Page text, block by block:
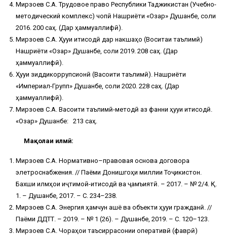
Мирзоев С.А. Трудовое право Республики Таджикистан (Учебно-
методический комплекс) чопӣ Нашриёти «Озар» Душанбе, соли
2016. 200 саҳ. (Дар ҳаммуаллифӣ).
Мирзоев С.А. Ҳуқуқи иқтисодӣ дар накшаҳо (Воситаи таълимӣ)
Нашриёти «Озар» Душанбе, соли 2019. 208 саҳ. (Дар
ҳаммуаллифӣ).
Ҳуқуқи зиддикоррупсионӣ (Васоити таълимӣ). Нашриёти
«Империал-Групп» Душанбе, соли 2020. 228 саҳ. (Дар
ҳаммуаллифӣ).
Мирзоев С.А. Васоити таълимӣ-методӣ аз фанни ҳуқуқи иқтисодӣ.
«Озар» Душанбе: 213 саҳ.
Мақолаи илмӣ:
Мирзоев С.А. Нормативно–правовая основа договора
элетроснабжения. // Паёми Донишгоҳи миллии Тоҷикистон.
Бахши илмҳои иҷтимоӣ-иқтисодӣ ва ҷамъиятӣ. – 2017. – № 2/4. Қ.
1. – Душанбе, 2017. – С. 234–238.
Мирзоев С.А. Энергия ҳамчун ашё ва объекти ҳуқуқи гражданӣ. //
Паёми ДДТТ. – 2019. – № 1 (26). – Душанбе, 2019. – С. 120–123.
Мирзоев С.А. Чораҳои таъсиррасонии оперативӣ (фаврӣ)